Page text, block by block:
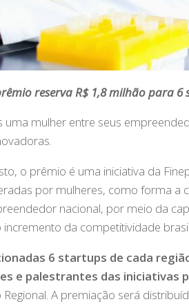
reserva R$ 1,8 milhão para
mulher entre seus
o prêmio é uma iniciativa da
por mulheres, como forma a
nacional, por meio da
da competitividade
6 startups de cada
e palestrantes das iniciativas
A premiação será